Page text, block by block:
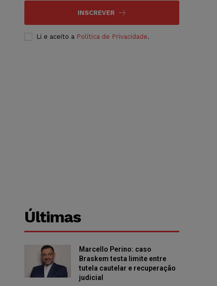
INSCREVER
Li e aceito a Política de Privacidade.
Últimas
Marcello Perino: caso
Braskem testa limite entre
tutela cautelar e recuperação
judicial